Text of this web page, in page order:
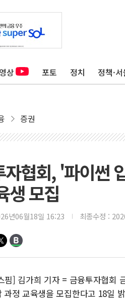
영상 포토 정치 정책·
증권
자협회, '파이썬
생 모집
년06월18일 16:23 최종수정 :
핌] 김가희 기자 = 금융투자협회
과정 교육생을 모집한다고 18일